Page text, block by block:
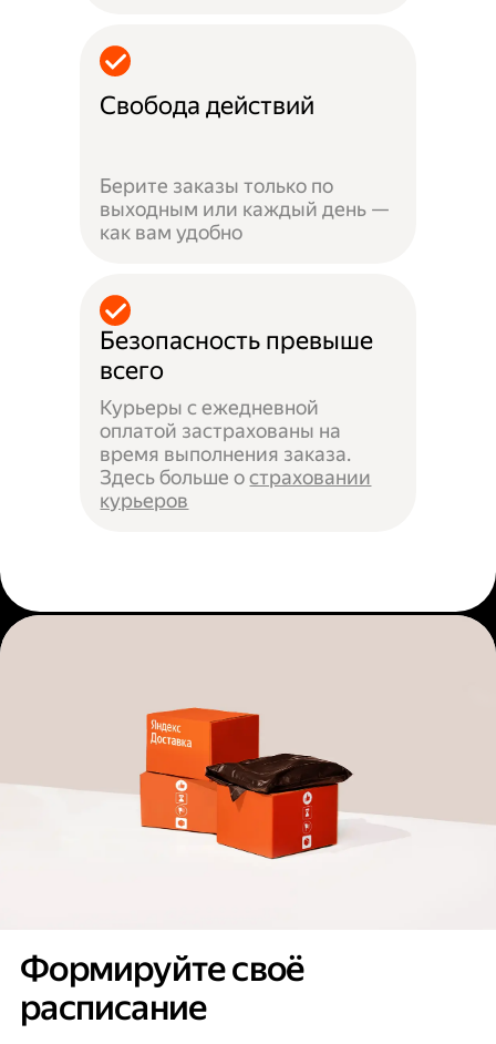
Свобода действий
Берите заказы только по
выходным или каждый день —
как вам удобно
Безопасность превыше
всего
Курьеры с ежедневной
оплатой застрахованы на
время выполнения заказа.
Здесь больше остраховании
курьеров
Формируйте своё
расписание